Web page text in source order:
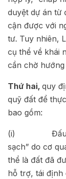
duyệt dự án từ
cận được với
tư. Tuy nhiên,
cụ thể về khái
cần chờ
Thứ hai, quy
quỹ đất để
bao gồm:
(i) Đấu giá
sạch” do cơ
thể là đất đã
hỗ trợ, tái định